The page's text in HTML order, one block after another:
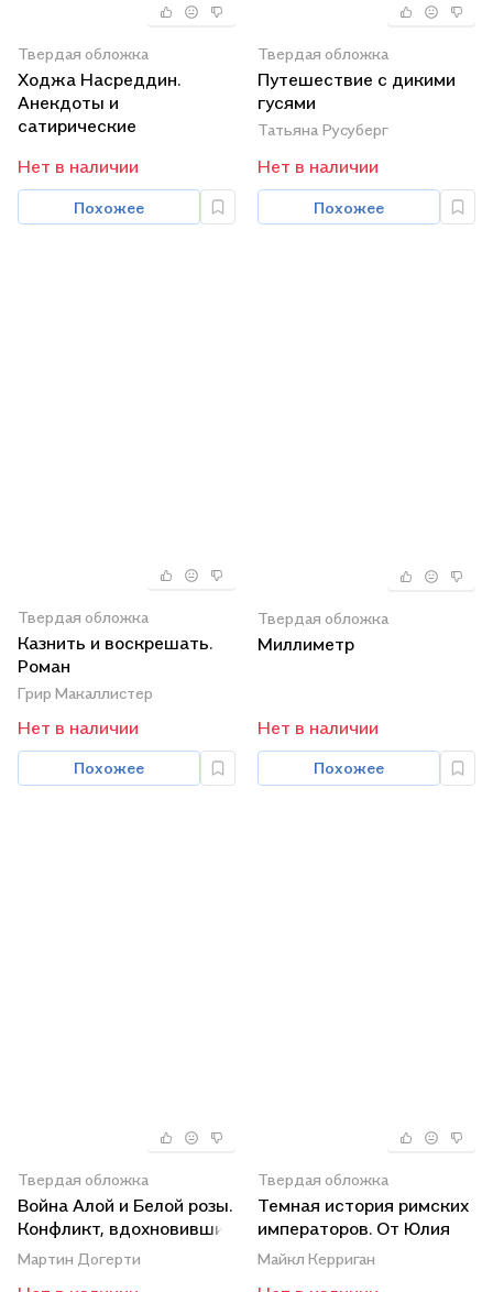
Твердая обложка
Ходжа Насреддин.
Анекдоты и
сатирические
Нет в наличии
Похожее
Твердая обложка
Путешествие с дикими
гусями
Татьяна Русуберг
Нет в наличии
Похожее
Твердая обложка
Казнить и воскрешать.
Роман
Грир Макаллистер
Нет в наличии
Похожее
Твердая обложка
Миллиметр
Нет в наличии
Похожее
Твердая обложка
Война Алой и Белой розы.
Конфликт, вдохновивший
создателей "Игры
престолов"
Мартин Догерти
Твердая обложка
Темная история римских
императоров. От Юлия
Цезаря до падения Рима
Майкл Керриган